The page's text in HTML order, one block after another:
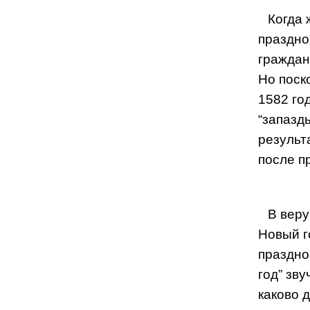
Когда
Но
1582
после
В
Новый
год”
каково